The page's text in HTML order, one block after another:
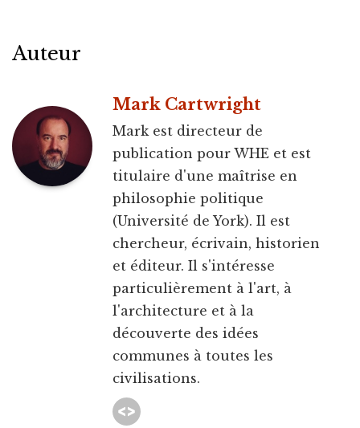
Auteur
Mark Cartwright
Mark est directeur de
publication pour WHE et est
titulaire d'une maîtrise en
philosophie politique
(Université de York). Il est
chercheur, écrivain, historien
et éditeur. Il s'intéresse
particulièrement à l'art, à
l'architecture et à la
découverte des idées
communes à toutes les
civilisations.